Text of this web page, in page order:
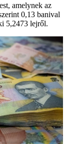
amelynek az
0,13 banival
5,2473 lejről.